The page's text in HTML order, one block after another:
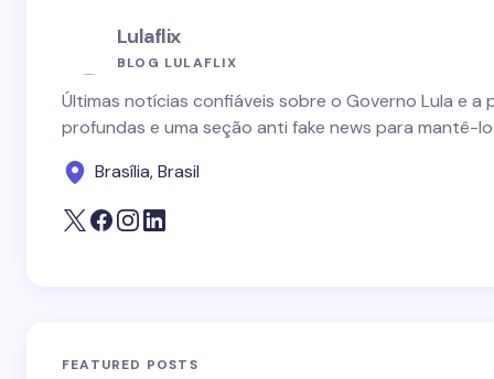
Lulaflix
BLOG LULAFLIX
Últimas notícias confiáveis sobre o Governo Lula e
profundas e uma seção anti fake news para mantê-
Brasília, Brasil
FEATURED POSTS